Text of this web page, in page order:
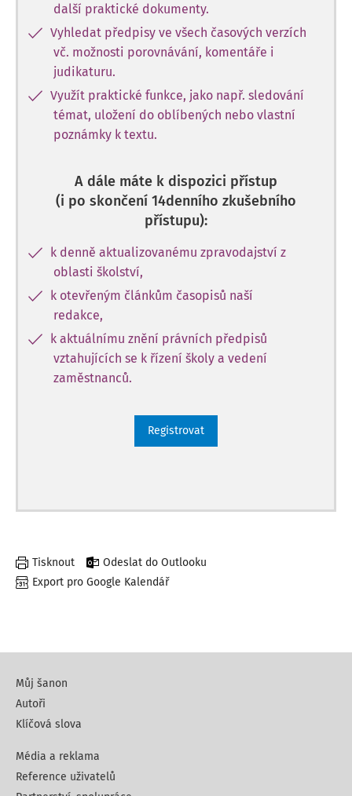
další praktické dokumenty.
Vyhledat předpisy ve všech časových verzích
vč. možnosti porovnávání, komentáře i
judikaturu.
Využít praktické funkce, jako např. sledování
témat, uložení do oblíbených nebo vlastní
poznámky k textu.
A dále máte k dispozici přístup
(i po skončení 14denního zkušebního
přístupu):
k denně aktualizovanému zpravodajství z
oblasti školství,
k otevřeným článkům časopisů naší
redakce,
k aktuálnímu znění právních předpisů
vztahujících se k řízení školy a vedení
zaměstnanců.
Registrovat
Tisknout
Odeslat do Outlooku
Export pro Google Kalendář
Můj šanon
Autoři
Klíčová slova
Média a reklama
Reference uživatelů